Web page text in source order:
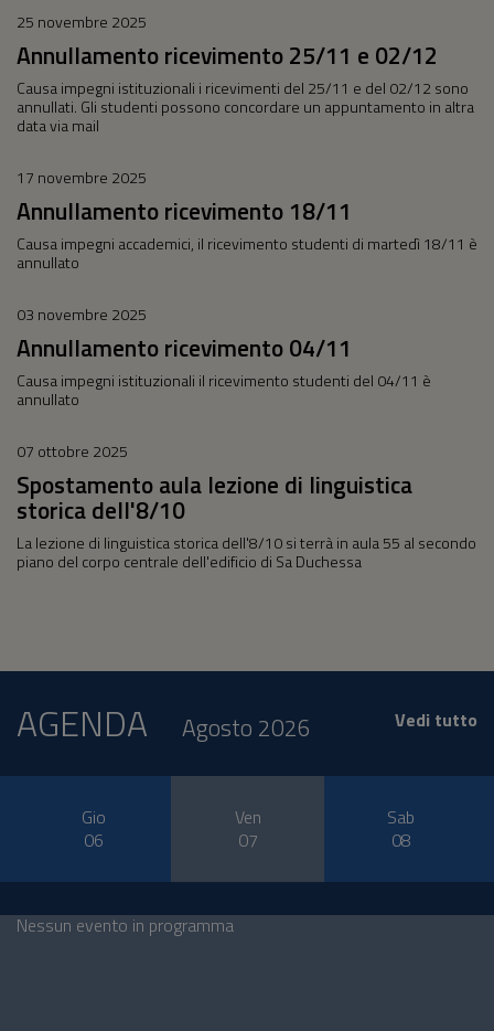
25 novembre 2025
Annullamento ricevimento 25/11 e 02/12
Causa impegni istituzionali i ricevimenti del 25/11 e del 02/12 sono
annullati. Gli studenti possono concordare un appuntamento in altra
data via mail
17 novembre 2025
Annullamento ricevimento 18/11
Causa impegni accademici, il ricevimento studenti di martedì 18/11 è
annullato
03 novembre 2025
Annullamento ricevimento 04/11
Causa impegni istituzionali il ricevimento studenti del 04/11 è
annullato
07 ottobre 2025
Spostamento aula lezione di linguistica
storica dell'8/10
La lezione di linguistica storica dell'8/10 si terrà in aula 55 al secondo
piano del corpo centrale dell'edificio di Sa Duchessa
AGENDA Agosto 2026 Vedi tutto
Gio
06
Ven
07
Sab
08
Nessun evento in programma